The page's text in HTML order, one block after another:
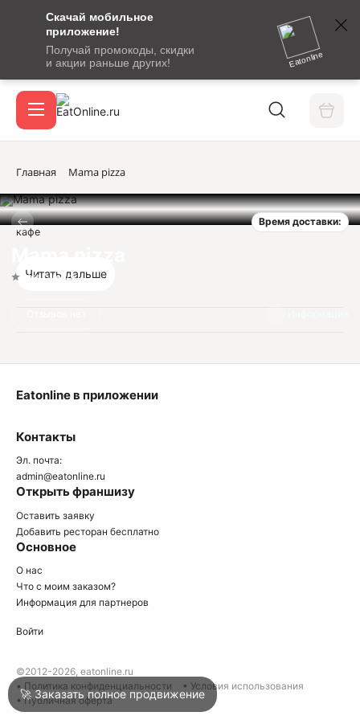
Скачай мобильное
приложение!
Получай промокоды, скидки
и акции раньше других!
Eatonline
сообщение
кодом
подтверждения
Акции
Войти
Написать в техподдержку
Главная Mama pizza
Время доставки:
Нет оценок
кафе
Читать дальше
Контакты
Эл. почта:
admin@eatonline.ru
Открыть франшизу
Оставить заявку
Добавить ресторан бесплатно
Основное
О нас
Что с моим заказом?
Информация для партнеров
Eatonline в приложении
Войти
©2012-2026, eatonline.ru
• Политика конфиденциальности
• Условия использования
• Публичная оферта
🚀 Заказать полное продвижение